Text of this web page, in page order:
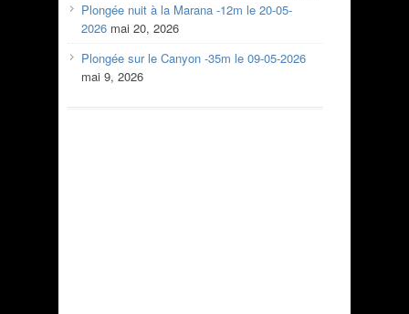
Plongée nuit à la Marana -12m le 20-05-
2026 mai 20, 2026
Plongée sur le Canyon -35m le 09-05-2026
mai 9, 2026